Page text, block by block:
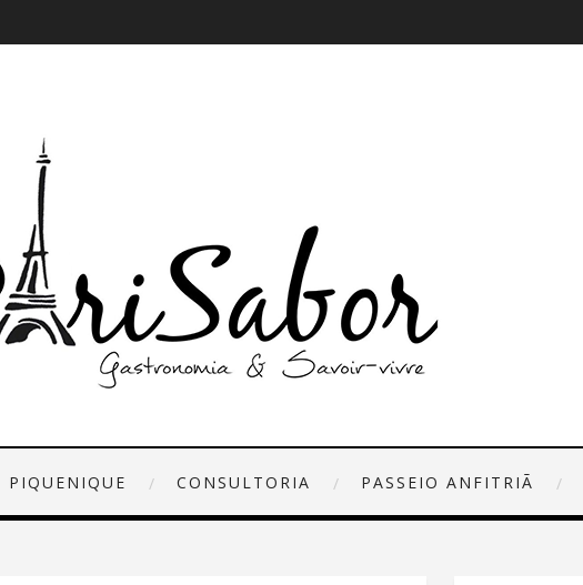
PIQUENIQUE CONSULTORIA PASSEIO ANFITRIÃ